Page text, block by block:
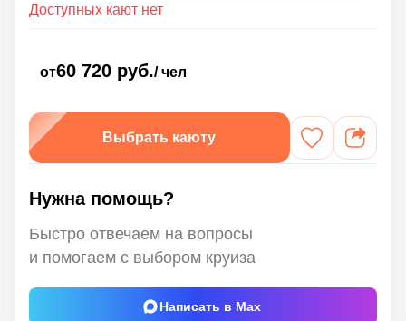
Доступных кают нет
от60 720 руб./ чел
Выбрать каюту
Нужна помощь?
Быстро отвечаем на вопросы
и помогаем с выбором круиза
Написать в Max